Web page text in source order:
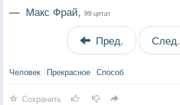
— Макс Фрай, 99 цитат
Пред. След.
Человек Прекрасное Способ
Сохранить